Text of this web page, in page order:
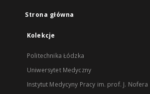
Strona główna
Kolekcje
Politechnika Łódzka
Uniwersytet Medyczny
Instytut Medycyny Pracy im. prof. J. Nofera